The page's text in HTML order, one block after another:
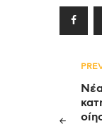
Νέα